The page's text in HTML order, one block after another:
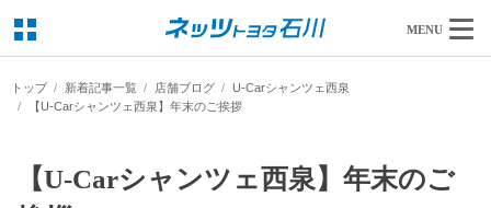
MENU
トップ 新着記事一覧 店舗ブログ
U-Carシャンツェ西泉
【U-Carシャンツェ西泉】年末のご挨拶
【U-Carシャンツェ西泉】年末のご